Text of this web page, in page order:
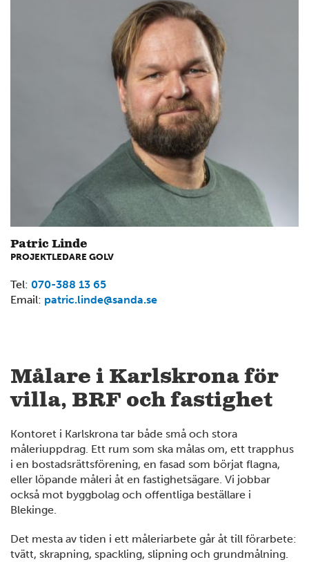
2
Patric Linde
PROJEKTLEDARE GOLV
Tel: 070-388 13 65
Email: patric.linde@sanda.se
Målare i Karlskrona för
villa, BRF och fastighet
Kontoret i Karlskrona tar både små och stora
måleriuppdrag. Ett rum som ska målas om, ett trapphus
i en bostadsrättsförening, en fasad som börjat flagna,
eller löpande måleri åt en fastighetsägare. Vi jobbar
också mot byggbolag och offentliga beställare i
Blekinge.
Det mesta av tiden i ett måleriarbete går åt till förarbete:
tvätt, skrapning, spackling, slipning och grundmålning.